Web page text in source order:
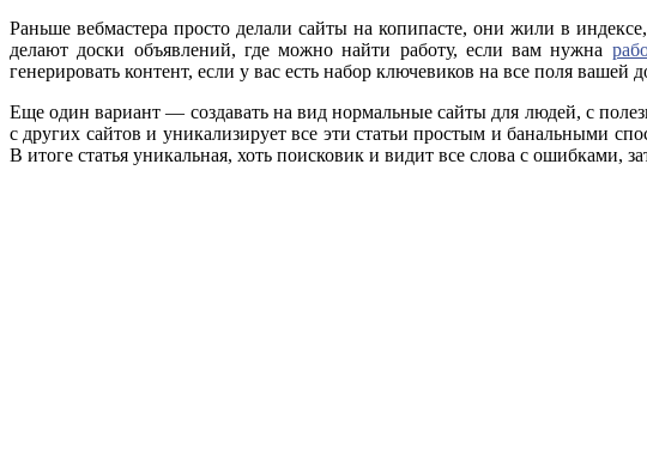
Раньше вебмастера просто делали сайты на копипасте, они жили в
делают доски объявлений, где можно найти работу, если вам нужна
генерировать контент, если у вас есть набор ключевиков на все поля
Еще один вариант — создавать на вид нормальные сайты для людей, с
с других сайтов и уникализирует все эти статьи простым и банальными
В итоге статья уникальная, хоть поисковик и видит все слова с ошибками,